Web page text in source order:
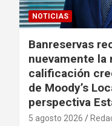
NOTICIAS
Banreservas
nuevamente la
calificación
de Moody’s
perspectiva
5 agosto 2026